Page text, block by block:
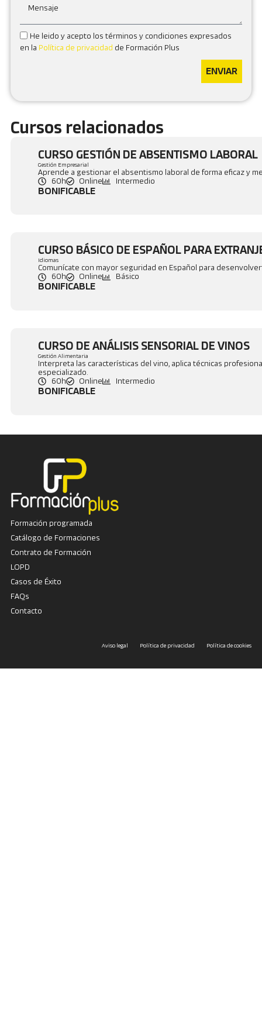
He leido y acepto los términos y condiciones expresados
en la Política de privacidad de Formación Plus
ENVIAR
Cursos relacionados
CURSO GESTIÓN DE ABSENTISMO LABORAL
Gestión Empresarial
Aprende a gestionar el absentismo laboral de forma eficaz y
60h
Online Intermedio
BONIFICABLE
CURSO BÁSICO DE ESPAÑOL PARA
Idiomas
Comunícate con mayor seguridad en Español para
60h
Online Básico
BONIFICABLE
CURSO DE ANÁLISIS SENSORIAL DE VINOS
Gestión Alimentaria
Interpreta las características del vino, aplica técnicas
especializado.
60h
Online Intermedio
BONIFICABLE
Formación programada
Catálogo de Formaciones
Contrato de Formación
LOPD
Casos de Éxito
FAQs
Contacto
Aviso legal Política de privacidad Política de cookies